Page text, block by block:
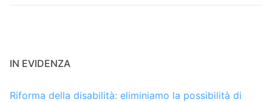
IN EVIDENZA
Riforma della disabilità: eliminiamo la possibilità di